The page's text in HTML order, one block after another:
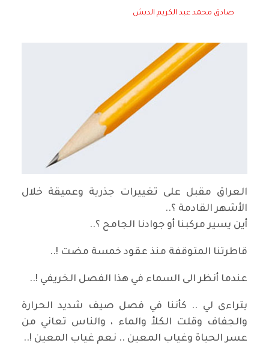
صادق محمد عبد الكريم الدبش
العراق مقبل على تغييرات جذرية وعميقة خلال
الأشهر القادمة ؟..
أين يسير مركبنا أو جوادنا الجامح ؟..
قاطرتنا المتوقفة منذ عقود خمسة مضت !..
عندما أنظر الى السماء في هذا الفصل الخريفي !..
يتراءى لي .. كأننا في فصل صيف شديد الحرارة
والجفاف وقلت الكلأ والماء ، والناس تعاني من
عسر الحياة وغياب المعين .. نعم غياب المعين !..